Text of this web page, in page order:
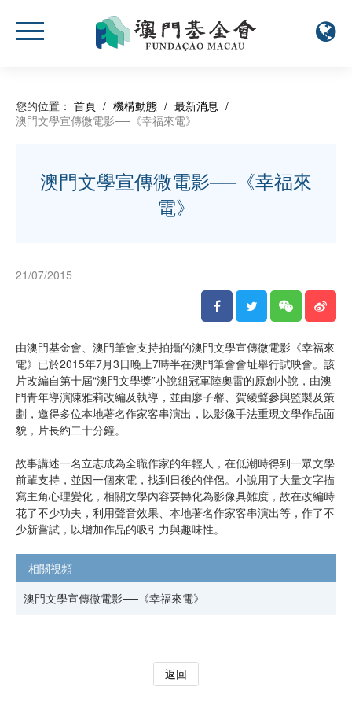
您的位置： 首頁 / 機構動態 / 最新消息 /
澳門文學宣傳微電影──《幸福來電》
澳門文學宣傳微電影──《幸福來
電》
21/07/2015
由澳門基金會、澳門筆會支持拍攝的澳門文學宣傳微電影《幸福來
電》已於2015年7月3日晚上7時半在澳門筆會會址舉行試映會。該
片改編自第十屆“澳門文學獎”小說組冠軍陸奧雷的原創小說，由澳
門青年導演陳雅莉改編及執導，並由廖子馨、賀綾聲參與監製及策
劃，邀得多位本地著名作家客串演出，以影像手法重現文學作品面
貌，片長約二十分鐘。
故事講述一名立志成為全職作家的年輕人，在低潮時得到一眾文學
前輩支持，並因一個來電，找到日後的伴侶。小說用了大量文字描
寫主角心理變化，相關文學內容要轉化為影像具難度，故在改編時
花了不少功夫，利用聲音效果、本地著名作家客串演出等，作了不
少新嘗試，以增加作品的吸引力與趣味性。
相關視頻
澳門文學宣傳微電影──《幸福來電》
返回